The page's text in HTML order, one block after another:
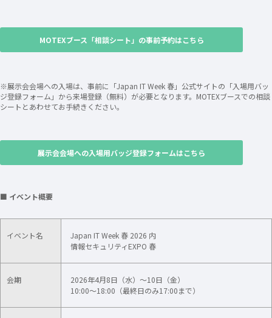
MOTEXブース「相談シート」の事前予約はこちら
※展示会会場への入場は、事前に「Japan IT Week 春」公式サイトの「入場用バッ
ジ登録フォーム」から来場登録（無料）が必要となります。MOTEXブースでの相談
シートとあわせてお手続きください。
展示会会場への入場用バッジ登録フォームはこちら
■ イベント概要
イベント名
Japan IT Week 春 2026 内
情報セキュリティEXPO 春
会期
2026年4月8日（水）～10日（金）
10:00～18:00（最終日のみ17:00まで）